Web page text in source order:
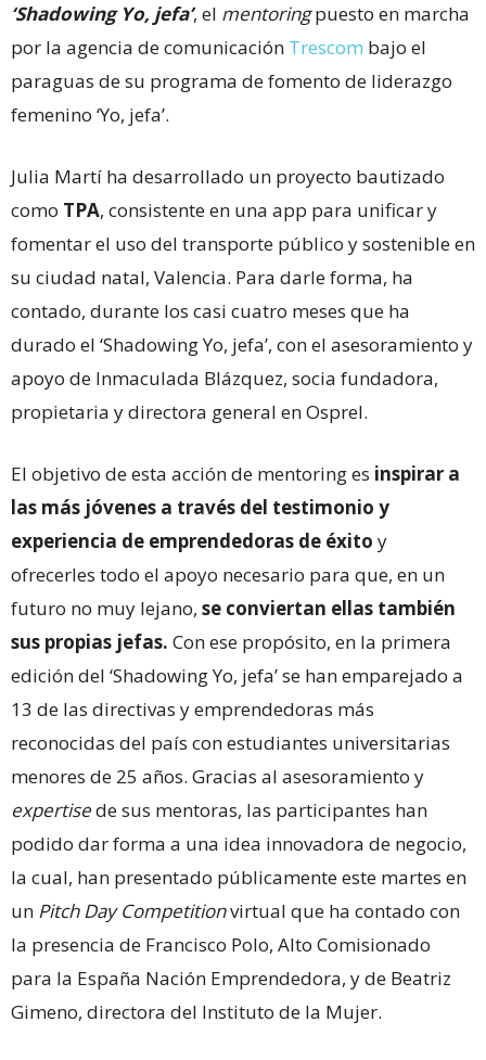
‘Shadowing Yo, jefa’, el mentoringpuesto en marcha
por la agencia de comunicación Trescom bajo el
paraguas de su programa de fomento de liderazgo
femenino ‘Yo, jefa’.
Julia Martí ha desarrollado un proyecto bautizado
como TPA, consistente en una app para unificar y
fomentar el uso del transporte público y sostenible en
su ciudad natal, Valencia. Para darle forma, ha
contado, durante los casi cuatro meses que ha
durado el ‘Shadowing Yo, jefa’, con el asesoramiento y
apoyo de Inmaculada Blázquez, socia fundadora,
propietaria y directora general en Osprel.
El objetivo de esta acción de mentoring es inspirar a
las más jóvenes a través del testimonio y
experiencia de emprendedoras de éxito y
ofrecerles todo el apoyo necesario para que, en un
futuro no muy lejano, se conviertan ellas también
sus propias jefas. Con ese propósito, en la primera
edición del ‘Shadowing Yo, jefa’ se han emparejado a
13 de las directivas y emprendedoras más
reconocidas del país con estudiantes universitarias
menores de 25 años. Gracias al asesoramiento y
expertisede sus mentoras, las participantes han
podido dar forma a una idea innovadora de negocio,
la cual, han presentado públicamente este martes en
un Pitch Day Competitionvirtual que ha contado con
la presencia de Francisco Polo, Alto Comisionado
para la España Nación Emprendedora, y de Beatriz
Gimeno, directora del Instituto de la Mujer.